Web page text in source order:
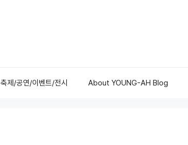
축제/공연/이벤트/전시 About YOUNG-AH Blog